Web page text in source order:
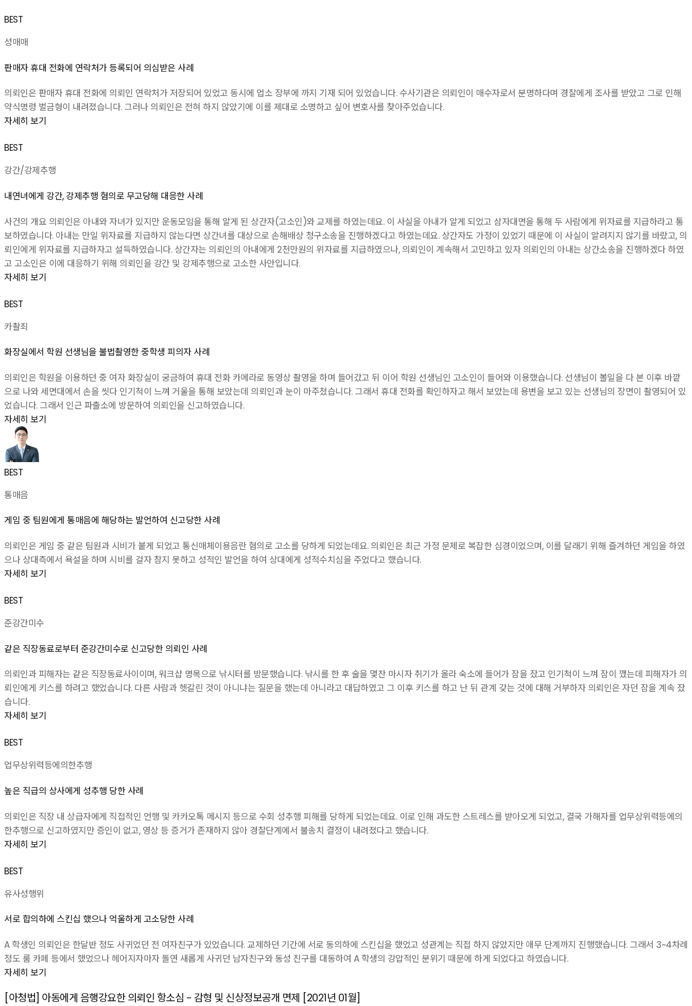
BEST
성매매
판매자 휴대 전화에 연락처가 등록되어 의심받은 사례
의뢰인은 판매자 휴대 전화에 의뢰인 연락처가 저장되어 있었고 동시에 업소 장부에 까지 기재 되어 있었습니다. 수사기관은 의뢰인이 매수자로서 분명하다며 경찰에게 조사를 받았고 그로 인해
약식명령 벌금형이 내려졌습니다. 그러나 의뢰인은 전혀 하지 않았기에 이를 제대로 소명하고 싶어 변호사를 찾아주었습니다.
자세히 보기
BEST
강간/강제추행
내연녀에게 강간, 강제추행 혐의로 무고당해 대응한 사례
사건의 개요 의뢰인은 아내와 자녀가 있지만 운동모임을 통해 알게 된 상간자(고소인)와 교제를 하였는데요. 이 사실을 아내가 알게 되었고 삼자대면을 통해 두 사람에게 위자료를 지급하라고 통
보하였습니다. 아내는 만일 위자료를 지급하지 않는다면 상간녀를 대상으로 손해배상 청구소송을 진행하겠다고 하였는데요. 상간자도 가정이 있었기 때문에 이 사실이 알려지지 않기를 바랐고, 의
뢰인에게 위자료를 지급하자고 설득하였습니다. 상간자는 의뢰인의 아내에게 2천만원의 위자료를 지급하였으나, 의뢰인이 계속해서 고민하고 있자 의뢰인의 아내는 상간소송을 진행하겠다 하였
고 고소인은 이에 대응하기 위해 의뢰인을 강간 및 강제추행으로 고소한 사안입니다.
자세히 보기
BEST
카촬죄
화장실에서 학원 선생님을 불법촬영한 중학생 피의자 사례
의뢰인은 학원을 이용하던 중 여자 화장실이 궁금하여 휴대 전화 카메라로 동영상 촬영을 하며 들어갔고 뒤 이어 학원 선생님인 고소인이 들어와 이용했습니다. 선생님이 볼일을 다 본 이후 바깥
으로 나와 세면대에서 손을 씻다 인기척이 느껴 거울을 통해 보았는데 의뢰인과 눈이 마주쳤습니다. 그래서 휴대 전화를 확인하자고 해서 보았는데 용변을 보고 있는 선생님의 장면이 촬영되어 있
었습니다. 그래서 인근 파출소에 방문하여 의뢰인을 신고하였습니다.
자세히 보기
BEST
통매음
게임 중 팀원에게 통매음에 해당하는 발언하여 신고당한 사례
의뢰인은 게임 중 같은 팀원과 시비가 붙게 되었고 통신매체이용음란 혐의로 고소를 당하게 되었는데요. 의뢰인은 최근 가정 문제로 복잡한 심경이었으며, 이를 달래기 위해 즐겨하던 게임을 하였
으나 상대측에서 욕설을 하며 시비를 걸자 참지 못하고 성적인 발언을 하여 상대에게 성적수치심을 주었다고 했습니다.
자세히 보기
BEST
준강간미수
같은 직장동료로부터 준강간미수로 신고당한 의뢰인 사례
의뢰인과 피해자는 같은 직장동료사이이며, 워크샵 명목으로 낚시터를 방문했습니다. 낚시를 한 후 술을 몇잔 마시자 취기가 올라 숙소에 들어가 잠을 잤고 인기척이 느껴 잠이 깼는데 피해자가 의
뢰인에게 키스를 하려고 했었습니다. 다른 사람과 헷갈린 것이 아니냐는 질문을 했는데 아니라고 대답하였고 그 이후 키스를 하고 난 뒤 관계 갖는 것에 대해 거부하자 의뢰인은 자던 잠을 계속 잤
습니다.
자세히 보기
BEST
업무상위력등에의한추행
높은 직급의 상사에게 성추행 당한 사례
의뢰인은 직장 내 상급자에게 직접적인 언행 및 카카오톡 메시지 등으로 수회 성추행 피해를 당하게 되었는데요. 이로 인해 과도한 스트레스를 받아오게 되었고, 결국 가해자를 업무상위력등에의
한추행으로 신고하였지만 증인이 없고, 영상 등 증거가 존재하지 않아 경찰단계에서 불송치 결정이 내려졌다고 했습니다.
자세히 보기
BEST
유사성행위
서로 합의하에 스킨십 했으나 억울하게 고소당한 사례
A 학생인 의뢰인은 한달반 정도 사귀었던 전 여자친구가 있었습니다. 교제하던 기간에 서로 동의하에 스킨십을 했었고 성관계는 직접 하지 않았지만 애무 단계까지 진행했습니다. 그래서 3~4차례
정도 룸 카페 등에서 했었으나 헤어지자마자 돌연 새롭게 사귀던 남자친구와 동성 친구를 대동하여 A 학생의 강압적인 분위기 때문에 하게 되었다고 하였습니다.
자세히 보기
[아청법] 아동에게 음행강요한 의뢰인 항소심 - 감형 및 신상정보공개 면제 [2021년 01월]